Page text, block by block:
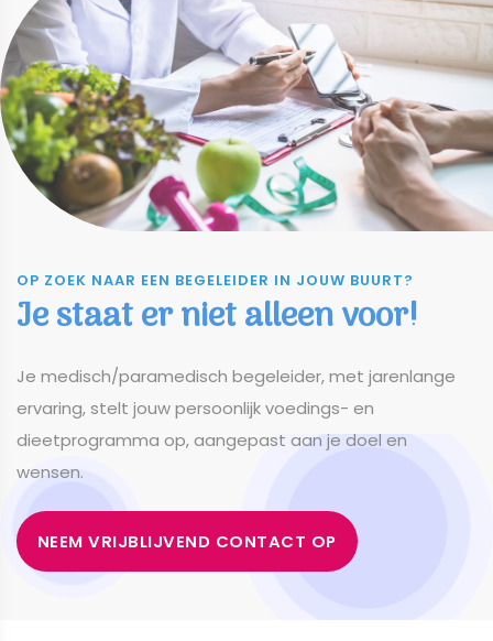
OP ZOEK NAAR EEN BEGELEIDER IN JOUW BUURT?
Je staat er niet alleen voor!
​​​​​​​Je medisch/paramedisch begeleider, met jarenlange
ervaring, stelt jouw persoonlijk voedings- en
dieetprogramma op, aangepast aan je doel en
wensen.
NEEM VRIJBLIJVEND CONTACT OP